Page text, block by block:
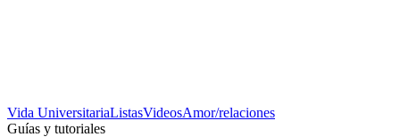
Vida UniversitariaListasVideosAmor/relaciones
Guías y tutoriales